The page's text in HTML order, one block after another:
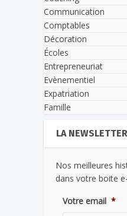
Communication
Comptables
Décoration
Écoles
Entrepreneuriat
Evènementiel
Expatriation
Famille
LA
Nos meilleures
dans votre boite
Votre email *